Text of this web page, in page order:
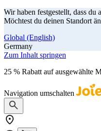
Wir haben festgestellt, dass
Möchtest du deinen Standort
Global (English)
Germany
Zum Inhalt springen
25 % Rabatt auf ausgewählte
Navigation umschalten